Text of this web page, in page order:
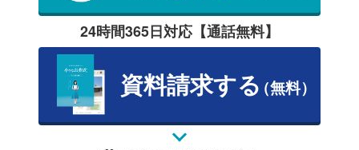
24時間365日対応【通話無料】
資料請求する（無料）